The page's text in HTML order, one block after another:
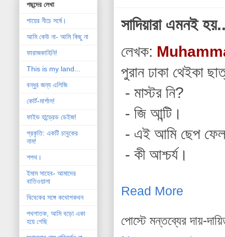
সাদিয়ারা এমনই
লেখক:
পুরান ঢাকা থেইকা
- মাস্টর নি?
- জি আন্টি।
- এই আমি ছেপ
- কী আশ্চর্য।
Read More
পোস্টে মন্তব্যের দায়-
পছন্দের লেখা
পায়ের নীচে সর্ষে।
আমি কেউ না- আমি কিছু না
ফারাজকাহিনি!
This is my land...
বন্ধুর জন্য এলিজি
কোর্ট-মার্শাল!
ফাইভ হান্ড্রেড ডেইজ!
প্রকৃতি: একটি চাবুকের
নাম!
শপথ।
ইমাম সাহেব- আমাদের
বাতিওয়ালা
বিবেকের সঙ্গে কথোপকথন
পথগাতক, আমি বড়ো একা
হয়ে গেছি